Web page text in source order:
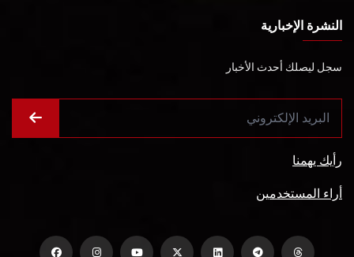
النشرة الإخبارية
سجل ليصلك أحدث الأخبار
رأيك يهمنا
أراء المستخدمين